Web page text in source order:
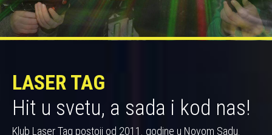
LASER TAG
Hit u svetu, a sada i kod nas!
Klub Laser Tag postoji od 2011. godine u Novom Sadu.